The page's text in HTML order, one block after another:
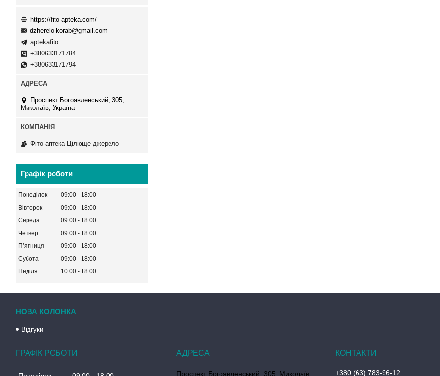
https://fito-apteka.com/
dzherelo.korab@gmail.com
aptekafito
+380633171794
+380633171794
Проспект Богоявленський, 305,
Миколаїв, Україна
Фіто-аптека Цілюще джерело
Графік роботи
Понеділок 09:00
18:00
Вівторок
09:00
18:00
Середа
09:00
18:00
Четвер
09:00
18:00
Пʼятниця
09:00
18:00
Субота
09:00
18:00
Неділя
10:00 18:00
НОВА КОЛОНКА
Відгуки
ГРАФІК РОБОТИ
Проспект Богоявленський, 305, Миколаїв, +380 (63) 783-96-12